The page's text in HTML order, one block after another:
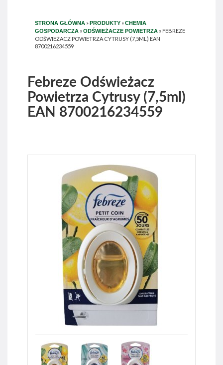
STRONA GŁÓWNA »PRODUKTY »CHEMIA
GOSPODARCZA »ODŚWIEŻACZE POWIETRZA » FEBREZE
ODŚWIEŻACZ POWIETRZA CYTRUSY (7,5ML) EAN
8700216234559
Febreze Odświeżacz
Powietrza Cytrusy (7,5ml)
EAN 8700216234559